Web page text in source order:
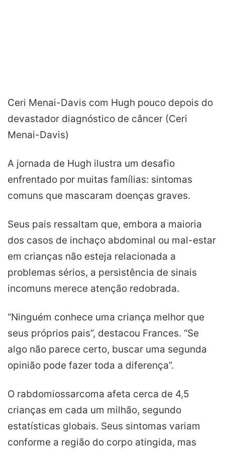
Ceri Menai-Davis com Hugh pouco depois do
devastador diagnóstico de câncer (Ceri
Menai-Davis)
A jornada de Hugh ilustra um desafio
enfrentado por muitas famílias: sintomas
comuns que mascaram doenças graves.
Seus pais ressaltam que, embora a maioria
dos casos de inchaço abdominal ou mal-estar
em crianças não esteja relacionada a
problemas sérios, a persistência de sinais
incomuns merece atenção redobrada.
“Ninguém conhece uma criança melhor que
seus próprios pais”, destacou Frances. “Se
algo não parece certo, buscar uma segunda
opinião pode fazer toda a diferença”.
O rabdomiossarcoma afeta cerca de 4,5
crianças em cada um milhão, segundo
estatísticas globais. Seus sintomas variam
conforme a região do corpo atingida, mas